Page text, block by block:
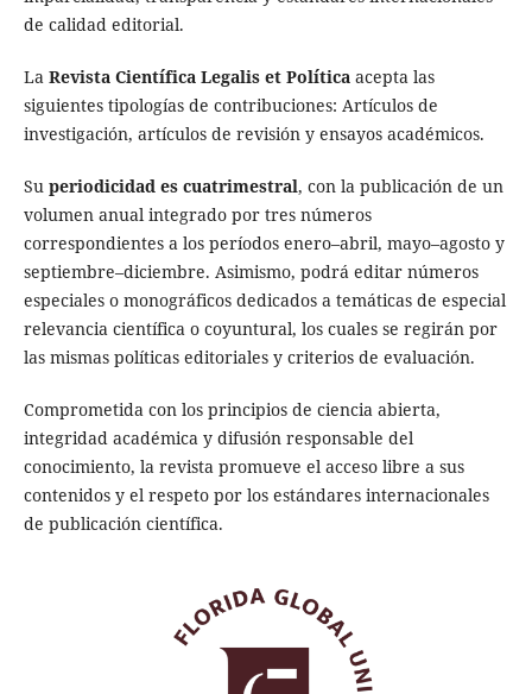
de calidad editorial.
La Revista Científica Legalis et Políticaacepta las
siguientes tipologías de contribuciones: Artículos de
investigación, artículos de revisión y ensayos académicos.
Su periodicidad es cuatrimestral, con la publicación de un
volumen anual integrado por tres números
correspondientes a los períodos enero–abril, mayo–agosto y
septiembre–diciembre. Asimismo, podrá editar números
especiales o monográficos dedicados a temáticas de especial
relevancia científica o coyuntural, los cuales se regirán por
las mismas políticas editoriales y criterios de evaluación.
Comprometida con los principios de ciencia abierta,
integridad académica y difusión responsable del
conocimiento, la revista promueve el acceso libre a sus
contenidos y el respeto por los estándares internacionales
de publicación científica.